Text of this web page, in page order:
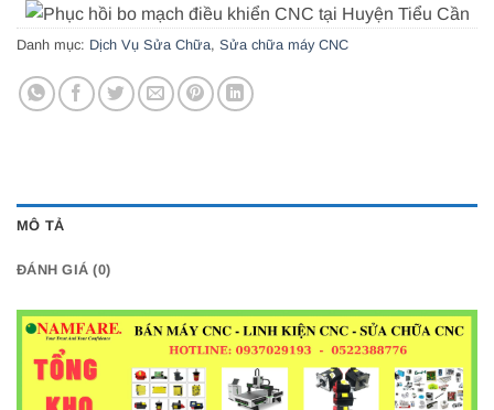
Danh mục: Dịch Vụ Sửa Chữa, Sửa chữa máy CNC
MÔ TẢ
ĐÁNH GIÁ (0)